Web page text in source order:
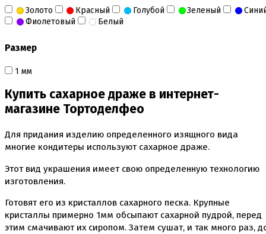
Золото Красный Голубой Зеленый
Фиолетовый
Белый
Размер
1 мм
Купить сахарное драже в интернет-
магазине Тортоделфео
Для придания изделию определенного изящного вида
многие кондитеры используют сахарное драже.
Этот вид украшения имеет свою определенную технологию
изготовления.
Готовят его из кристаллов сахарного песка. Крупные
кристаллы примерно 1мм обсыпают сахарной пудрой, перед
этим смачивают их сиропом. Затем сушат, и так много раз,